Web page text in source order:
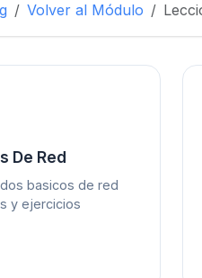
Volver al Módulo
De Red
basicos de red
y ejercicios